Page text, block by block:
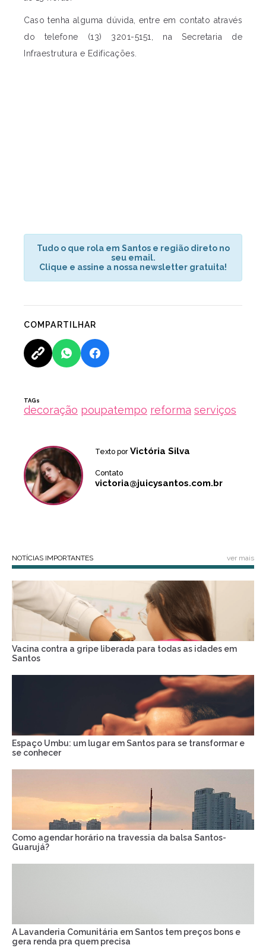
Caso tenha alguma dúvida, entre em contato através
do telefone (13) 3201-5151, na Secretaria de
Infraestrutura e Edificações.
Tudo o que rola em Santos e região direto no
seu email.
Clique e assine a nossa newsletter gratuita!
COMPARTILHAR
TAGs
decoração poupatempo reforma serviços
Texto por Victória Silva
Contato
victoria@juicysantos.com.br
NOTÍCIAS IMPORTANTES ver mais
Vacina contra a gripe liberada para todas as idades em
Santos
Espaço Umbu: um lugar em Santos para se transformar e
se conhecer
Como agendar horário na travessia da balsa Santos-
Guarujá?
A Lavanderia Comunitária em Santos tem preços bons e
gera renda pra quem precisa